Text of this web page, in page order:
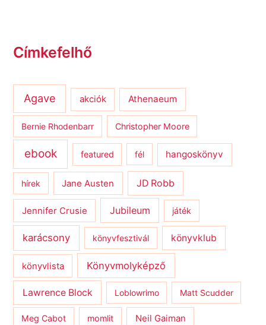
Címkefelhő
Agave akciók Athenaeum
Bernie Rhodenbarr Christopher Moore
ebook featured fél hangoskönyv
hírek Jane Austen JD Robb
Jennifer Crusie Jubileum játék
karácsony könyvfesztivál könyvklub
könyvlista Könyvmolyképző
Lawrence Block Loblowrimo Matt Scudder
Meg Cabot momlit Neil Gaiman